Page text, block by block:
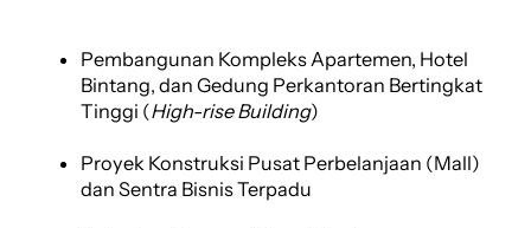
Pembangunan Kompleks Apartemen, Hotel
Bintang, dan Gedung Perkantoran Bertingkat
Tinggi (High-rise Building)
Proyek Konstruksi Pusat Perbelanjaan (Mall)
dan Sentra Bisnis Terpadu